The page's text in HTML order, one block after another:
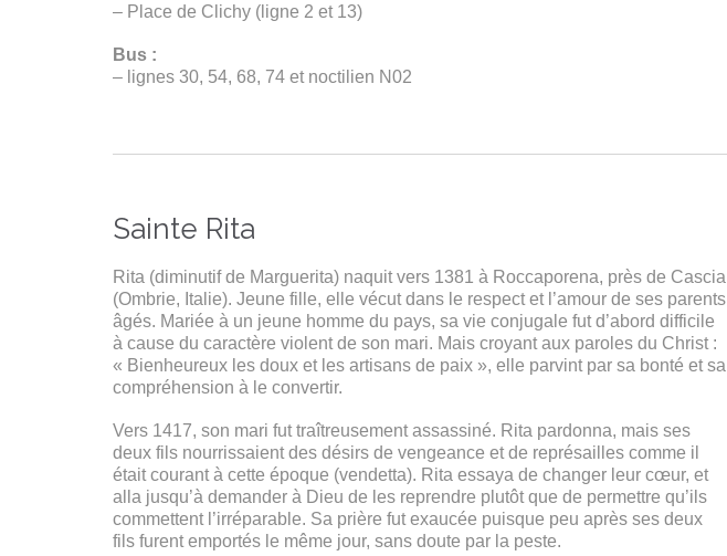
– Place de Clichy (ligne 2 et 13)
Bus :
– lignes 30, 54, 68, 74 et noctilien N02
Sainte Rita
Rita (diminutif de Marguerita) naquit vers 1381 à Roccaporena, près de Cascia
(Ombrie, Italie). Jeune fille, elle vécut dans le respect et l’amour de ses parents
âgés. Mariée à un jeune homme du pays, sa vie conjugale fut d’abord difficile
à cause du caractère violent de son mari. Mais croyant aux paroles du Christ :
« Bienheureux les doux et les artisans de paix », elle parvint par sa bonté et sa
compréhension à le convertir.
Vers 1417, son mari fut traîtreusement assassiné. Rita pardonna, mais ses
deux fils nourrissaient des désirs de vengeance et de représailles comme il
était courant à cette époque (vendetta). Rita essaya de changer leur cœur, et
alla jusqu’à demander à Dieu de les reprendre plutôt que de permettre qu’ils
commettent l’irréparable. Sa prière fut exaucée puisque peu après ses deux
fils furent emportés le même jour, sans doute par la peste.